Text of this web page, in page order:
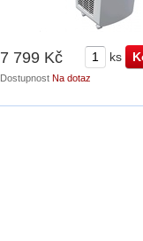
7 799 Kč ks
Dostupnost Na dotaz